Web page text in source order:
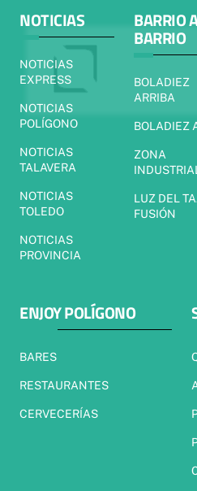
NOTICIAS
NOTICIAS
EXPRESS
NOTICIAS
POLÍGONO
NOTICIAS
TALAVERA
NOTICIAS
TOLEDO
NOTICIAS
PROVINCIA
BARRIO
BARRIO
BOLADIEZ
ARRIBA
BOLADIEZ
ZONA
LUZ DEL
FUSIÓN
ENJOY POLÍGONO
BARES
RESTAURANTES
CERVECERÍAS